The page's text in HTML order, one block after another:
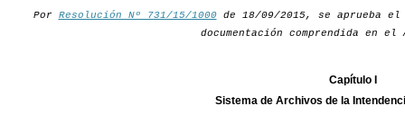
Por Resolución Nº 731/15/1000de 18/09/2015, se aprueba
documentación comprendida en
Capítulo I
Sistema de Archivos de la